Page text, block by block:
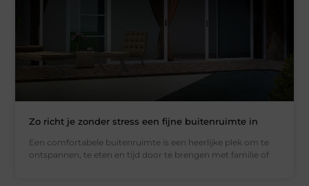
Zo richt je zonder stress een fijne buitenruimte in
Een comfortabele buitenruimte is een heerlijke plek om te
ontspannen, te eten en tijd door te brengen met familie of